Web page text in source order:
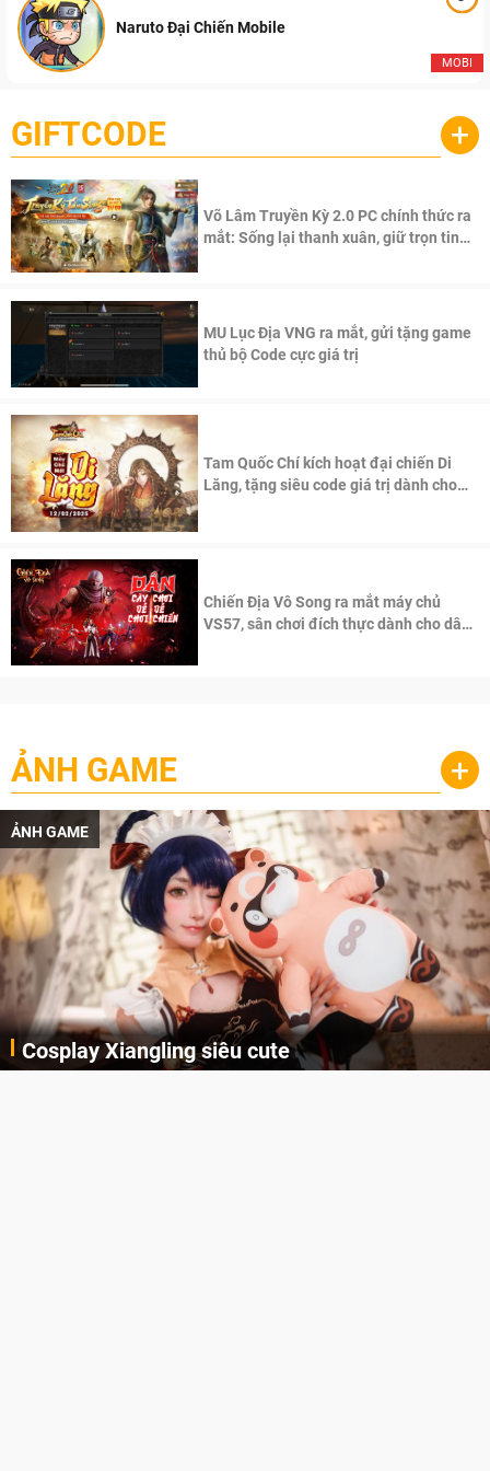
MOBI
Naruto Đại Chiến Mobile
GIFTCODE +
Võ Lâm Truyền Kỳ 2.0 PC chính thức ra
mắt: Sống lại thanh xuân, giữ trọn tinh
MU Lục Địa VNG ra mắt, gửi tặng game
thủ bộ Code cực giá trị
Tam Quốc Chí kích hoạt đại chiến Di
Lăng, tặng siêu code giá trị dành cho
Chiến Địa Vô Song ra mắt máy chủ
VS57, sân chơi đích thực dành cho dân
ẢNH GAME +
ẢNH GAME
Cosplay Xiangling siêu cute